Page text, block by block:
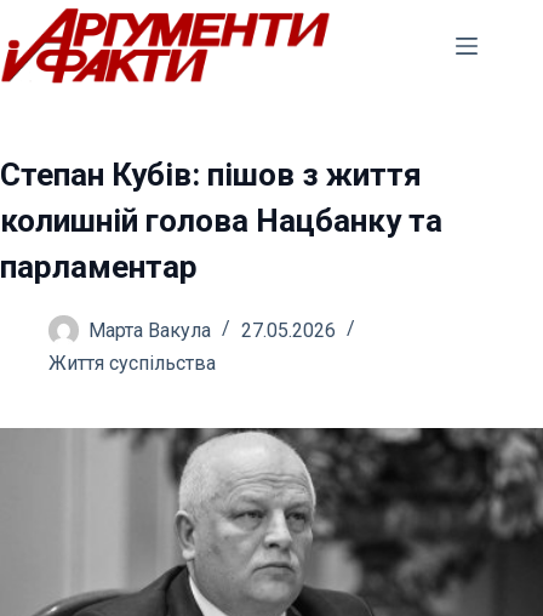
Перейти
до
вмісту
Степан Кубів: пішов з життя
колишній голова Нацбанку та
парламентар
Марта Вакула
27.05.2026
Життя суспільства